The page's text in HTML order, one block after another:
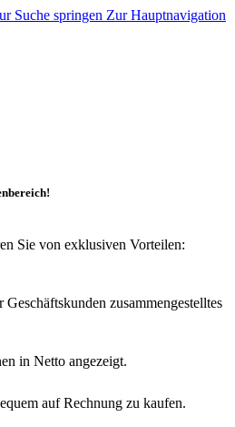
Suche springen Zur Hauptnavigation
Sie von exklusiven Vorteilen:
zusammengestelltes
in Netto angezeigt.
auf Rechnung zu kaufen.